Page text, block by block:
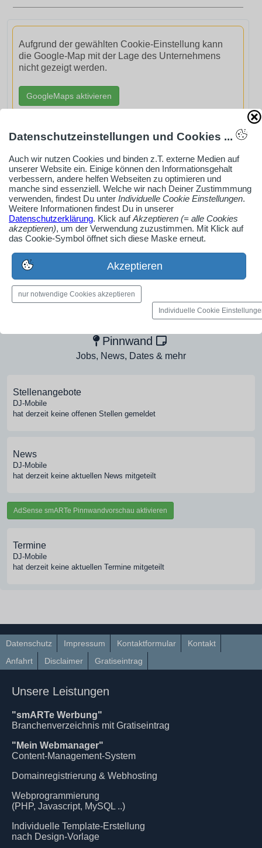
Aufgrund der gewählten Cookie-Einstellung kann
die Google-Map mit der Lage des Unternehmens
nicht gezeigt werden.
GoogleMaps aktivieren
AdSense smARTe inArticle-Anzeige aktivieren
Ob Solo-Selbsständiger, Handwerksbetrieb oder
Industrieunternehmen
Erstelle jetzt ein gratis Firmenprofil für dein Unternehmen:
jetzt registrieren
Medien-Galerie
Bilder, PDFs, Audio, Video
Pinnwand
Jobs, News, Dates & mehr
Stellenangebote
DJ-Mobile
hat derzeit keine offenen Stellen gemeldet
News
DJ-Mobile
hat derzeit keine aktuellen News mitgeteilt
AdSense smARTe Pinnwandvorschau aktivieren
Termine
DJ-Mobile
hat derzeit keine aktuellen Termine mitgeteilt
Datenschutz Impressum Kontaktformular
Kontakt
Anfahrt
Disclaimer Gratiseintrag
Unsere Leistungen
"smARTe Werbung"
Branchenverzeichnis mit Gratiseintrag
"Mein Webmanager"
Content-Management-System
Domainregistrierung & Webhosting
Webprogrammierung
(PHP, Javascript, MySQL ..)
Individuelle Template-Erstellung
nach Design-Vorlage
Datenschutzeinstellungen und Cookies ...
Auch wir nutzen Cookies und binden z.T. externe Medien auf
unserer Website ein. Einige können den Informationsgehalt
verbessern, andere helfen Webseiten zu optimieren und
manche sind essenziell. Welche wir nach Deiner Zustimmmung
verwenden, findest Du unter Individuelle Cookie Einstellungen.
Weitere Informationen findest Du in unserer
Datenschutzerklärung. Klick aufAkzeptieren (= alle Cookies
akzeptieren), um der Verwendung zuzustimmen. Mit Klick auf
das Cookie-Symbol öffnet sich diese Maske erneut.
Akzeptieren
nur notwendige Cookies akzeptieren
Individuelle Cookie